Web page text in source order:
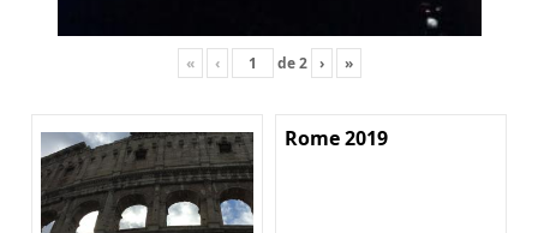
« ‹ de2 › »
Rome 2019